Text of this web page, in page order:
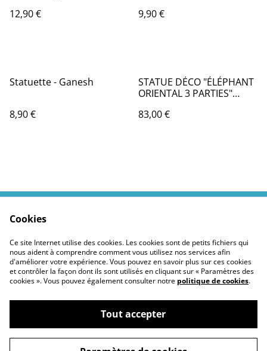
12,90 €
Shui – Pour Créer une
9,90 €
Statuette - Ganesh
8,90 €
STATUE DÉCO "ÉLÉPHANT
ORIENTAL 3 PARTIES"
83,00 €
Politiques Site
Confidentialité des
cookies
©2026Moustickat Cie
Cookies
Ce site Internet utilise des cookies. Les cookies sont de petits fichiers qui
nous aident à comprendre comment vous utilisez nos services afin
d'améliorer votre expérience. Vous pouvez en savoir plus sur ces cookies
et contrôler la façon dont ils sont utilisés en cliquant sur « Paramètres des
cookies ». Vous pouvez également consulter notre politique de cookies.
Tout accepter